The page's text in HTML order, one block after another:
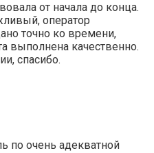
от начала до конца.
оператор
точно ко времени,
выполнена качественно.
спасибо.
по очень адекватной